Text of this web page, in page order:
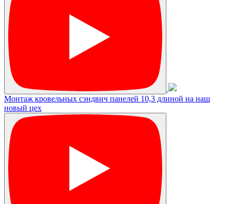
Монтаж кровельных сэндвич панелей 10,3 длиной на наш
новый цех